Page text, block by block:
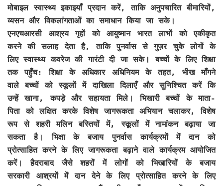
मोबाइल स्वास्थ्य इकाइयाँ प्रदान करें, ताकि अनुपचारित बीमारियों,
व्यसन और विकलांगताओं का समाधान किया जा सके।
एनएचआरसी आश्रय गृहों को आयुष्मान भारत लाभों को एकीकृत
करने की सलाह देता है, ताकि पुनर्वास से गुज़र चुके लोगों के
लिए स्वास्थ्य कवरेज की गारंटी दी जा सके। बच्चों के लिए शिक्षा
तक पहुँच: शिक्षा के अधिकार अधिनियम के तहत, भीख माँगने
वाले बच्चों को स्कूलों में दाखिला दिलाएँ और सुनिश्चित करें कि
उन्हें खाना, कपड़े और सहायता मिले। भिखारी बच्चों के माता-
पिता को लक्षित करके विशेष जागरूकता अभियान चलाकर, विशेष
रूप से शहरी मलिन बस्तियों में, स्कूलों में नामांकन बढ़ाया जा
सकता है। भिक्षा के बजाय पुनर्वास कार्यक्रमों में दान को
प्रोत्साहित करने के लिए जागरूकता बढ़ाने वाले कार्यक्रम आयोजित
करें। हैदराबाद जैसे शहरों में लोगों को भिखारियों के बजाय
सरकारी आश्रयों में दान देने के लिए प्रोत्साहित करने के लिए